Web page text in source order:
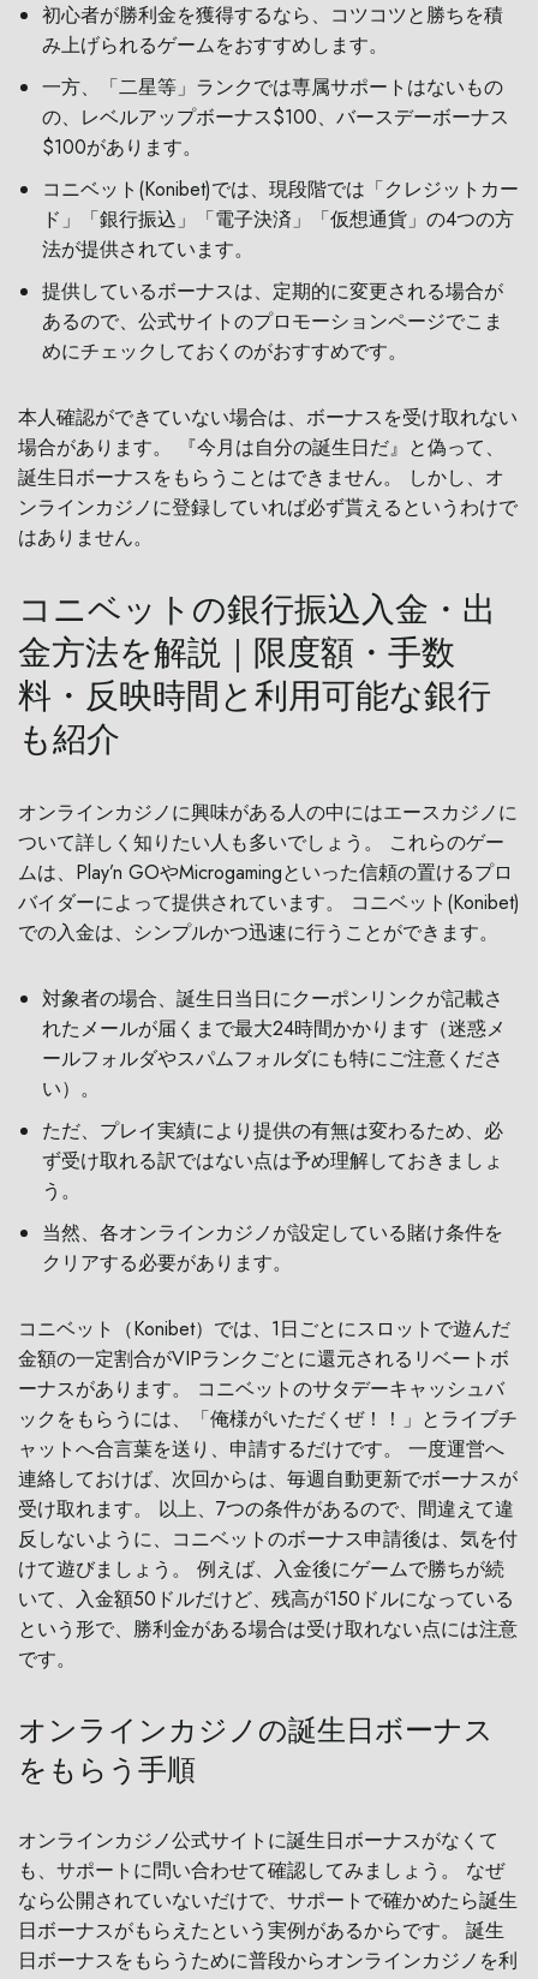
初心者が勝利金を獲得するなら、コツコツと勝ちを積
み上げられるゲームをおすすめします。
一方、「二星等」ランクでは専属サポートはないもの
の、レベルアップボーナス$100、バースデーボーナス
$100があります。
コニベット(Konibet)では、現段階では「クレジットカー
ド」「銀行振込」「電子決済」「仮想通貨」の4つの方
法が提供されています。
提供しているボーナスは、定期的に変更される場合が
あるので、公式サイトのプロモーションページでこま
めにチェックしておくのがおすすめです。
本人確認ができていない場合は、ボーナスを受け取れない
場合があります。 『今月は自分の誕生日だ』と偽って、
誕生日ボーナスをもらうことはできません。 しかし、オ
ンラインカジノに登録していれば必ず貰えるというわけで
はありません。
コニベットの銀行振込入金・出
金方法を解説｜限度額・手数
料・反映時間と利用可能な銀行
も紹介
オンラインカジノに興味がある人の中にはエースカジノに
ついて詳しく知りたい人も多いでしょう。 これらのゲー
ムは、Play’n GOやMicrogamingといった信頼の置けるプロ
バイダーによって提供されています。 コニベット(Konibet)
での入金は、シンプルかつ迅速に行うことができます。
対象者の場合、誕生日当日にクーポンリンクが記載さ
れたメールが届くまで最大24時間かかります（迷惑メ
ールフォルダやスパムフォルダにも特にご注意くださ
い）。
ただ、プレイ実績により提供の有無は変わるため、必
ず受け取れる訳ではない点は予め理解しておきましょ
う。
当然、各オンラインカジノが設定している賭け条件を
クリアする必要があります。
コニベット（Konibet）では、1日ごとにスロットで遊んだ
金額の一定割合がVIPランクごとに還元されるリベートボ
ーナスがあります。 コニベットのサタデーキャッシュバ
ックをもらうには、「俺様がいただくぜ！！」とライブチ
ャットへ合言葉を送り、申請するだけです。 一度運営へ
連絡しておけば、次回からは、毎週自動更新でボーナスが
受け取れます。 以上、7つの条件があるので、間違えて違
反しないように、コニベットのボーナス申請後は、気を付
けて遊びましょう。 例えば、入金後にゲームで勝ちが続
いて、入金額50ドルだけど、残高が150ドルになっている
という形で、勝利金がある場合は受け取れない点には注意
です。
オンラインカジノの誕生日ボーナス
をもらう手順
オンラインカジノ公式サイトに誕生日ボーナスがなくて
も、サポートに問い合わせて確認してみましょう。 なぜ
なら公開されていないだけで、サポートで確かめたら誕生
日ボーナスがもらえたという実例があるからです。 誕生
日ボーナスをもらうために普段からオンラインカジノを利